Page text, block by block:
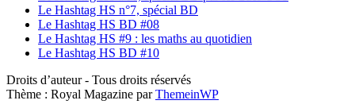
Le Hashtag HS n°7, spécial BD
Le Hashtag HS BD #08
Le Hashtag HS #9 : les maths au quotidien
Le Hashtag HS BD #10
Droits d’auteur - Tous droits réservés
Thème : Royal Magazine parThemeinWP